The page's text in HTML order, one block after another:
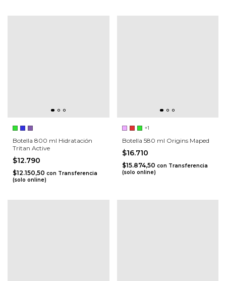
Botella 800 ml Hidratación
Tritan Active
$12.790
$12.150,50 con Transferencia
(solo online)
+1
Botella 580 ml Origins Maped
$16.710
$15.874,50 con Transferencia
(solo online)